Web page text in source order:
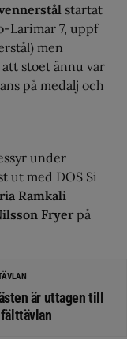
startat
Larimar 7, uppf
men
stoet ännu var
på medalj och
under
ut med DOS Si
Ramkali
Fryerpå
är uttagen till